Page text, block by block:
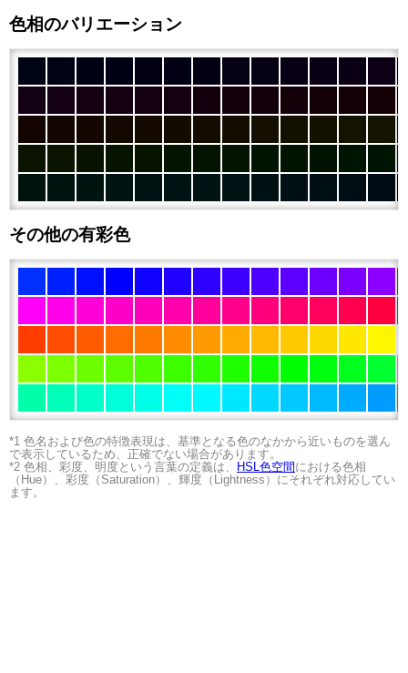
色相のバリエーション
その他の有彩色
*1 色名および色の特徴表現は、基準となる色のなかから近いものを選ん
で表示しているため、正確でない場合があります。
*2 色相、彩度、明度という言葉の定義は、
HSL色空間 における色相
（Hue）、彩度（Saturation）、輝度（Lightness）にそれぞれ対応してい
ます。